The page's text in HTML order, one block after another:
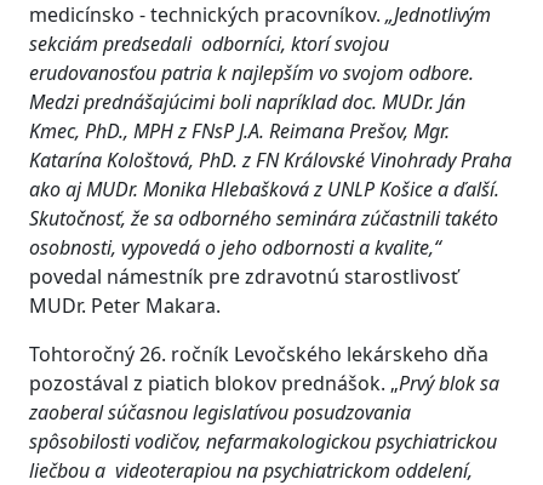
medicínsko - technických pracovníkov. „Jednotlivým
sekciám predsedali odborníci, ktorí svojou
erudovanosťou patria k najlepším vo svojom odbore.
Medzi prednášajúcimi boli napríklad doc. MUDr. Ján
Kmec, PhD., MPH z FNsP J.A. Reimana Prešov, Mgr.
Katarína Kološtová, PhD. z FN Královské Vinohrady Praha
ako aj MUDr. Monika Hlebašková z UNLP Košice a ďalší.
Skutočnosť, že sa odborného seminára zúčastnili takéto
osobnosti, vypovedá o jeho odbornosti a kvalite,“
povedal námestník pre zdravotnú starostlivosť
MUDr. Peter Makara.
Tohtoročný 26. ročník Levočského lekárskeho dňa
pozostával z piatich blokov prednášok. „Prvý blok sa
zaoberal súčasnou legislatívou posudzovania
spôsobilosti vodičov, nefarmakologickou psychiatrickou
liečbou a videoterapiou na psychiatrickom oddelení,